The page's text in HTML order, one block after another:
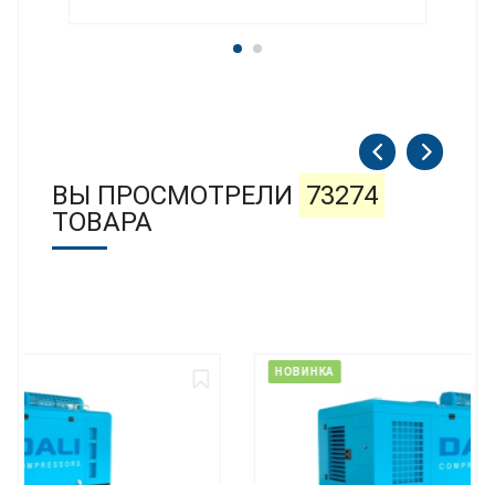
ВЫ ПРОСМОТРЕЛИ 73274
ТОВАРА